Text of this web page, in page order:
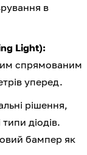
в
Light):
спрямованим
уперед.
рішення,
діодів.
бампер як